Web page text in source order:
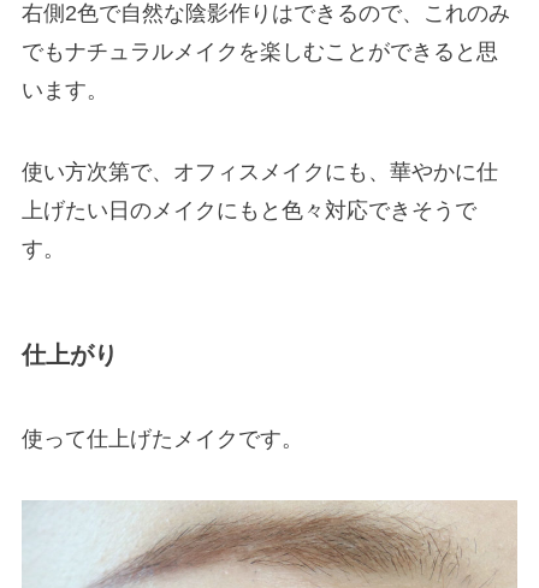
右側2色で自然な陰影作りはできるので、これのみ
でもナチュラルメイクを楽しむことができると思
います。
使い方次第で、オフィスメイクにも、華やかに仕
上げたい日のメイクにもと色々対応できそうで
す。
仕上がり
使って仕上げたメイクです。